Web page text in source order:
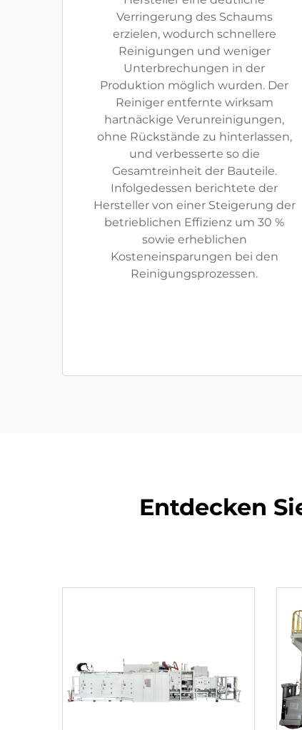
Verringerung des Schaums
erzielen, wodurch schnellere
Reinigungen und weniger
Unterbrechungen in der
Produktion möglich wurden. Der
Reiniger entfernte wirksam
hartnäckige Verunreinigungen,
ohne Rückstände zu hinterlassen,
und verbesserte so die
Gesamtreinheit der Bauteile.
Infolgedessen berichtete der
Hersteller von einer Steigerung der
betrieblichen Effizienz um 30 %
sowie erheblichen
Kosteneinsparungen bei den
Reinigungsprozessen.
Entdecken